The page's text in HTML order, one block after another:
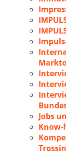
Jobs
Know-